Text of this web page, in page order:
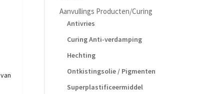
Aanvullings Producten/Curing
Antivries
Curing Anti-verdamping
Hechting
Ontkistingsolie / Pigmenten
Superplastificeermiddel